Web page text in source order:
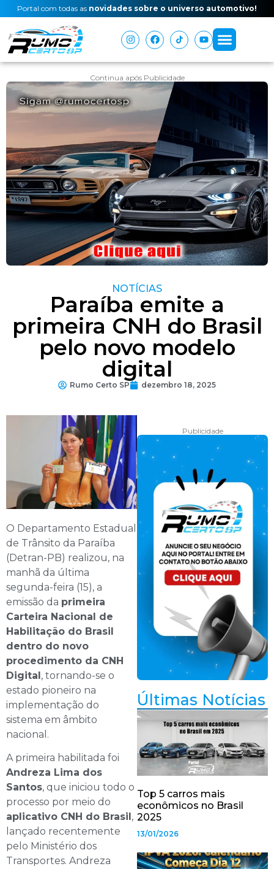
Portal com todas as novidades sobre o universo automotivo!
Continua após Publicidade
NOTÍCIAS
Paraíba emite a
primeira CNH do Brasil
pelo novo modelo
digital
Rumo Certo SP dezembro 18, 2025
O Departamento Estadual
de Trânsito da Paraíba
(Detran-PB) realizou, na
manhã da última
segunda-feira (15), a
emissão da primeira
Carteira Nacional de
Habilitação do Brasil
dentro do novo
procedimento da CNH
Digital, tornando-se o
estado pioneiro na
implementação do
sistema em âmbito
nacional.
A primeira habilitada foi
Andreza Lima dos
Santos, que iniciou todo o
processo por meio do
aplicativo CNH do Brasil ,
lançado recentemente
pelo Ministério dos
Transportes. Andreza
Publicidade
Últimas Notícias
Top 5 carros mais
econômicos no Brasil
2025
13/01/2026